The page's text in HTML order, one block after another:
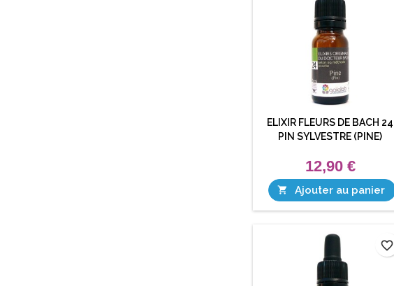
ELIXIR FLEURS DE BACH 24
PIN SYLVESTRE (PINE)
12,90 €
 Ajouter au panier
favorite_border